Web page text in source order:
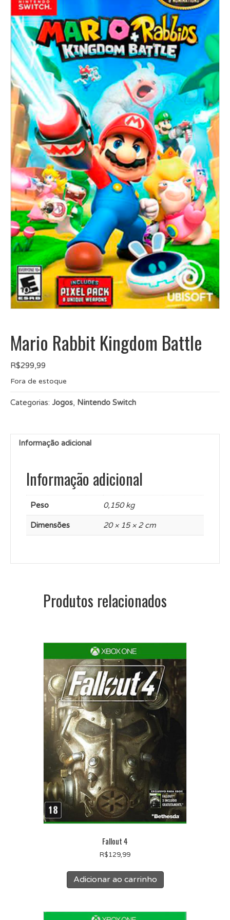
Mario Rabbit Kingdom Battle
R$299,99
Fora de estoque
Categorias: Jogos, Nintendo Switch
Informação adicional
Informação adicional
Peso 0,150 kg
Dimensões 20 × 15 × 2 cm
Produtos relacionados
Fallout 4
R$129,99
Adicionar ao carrinho